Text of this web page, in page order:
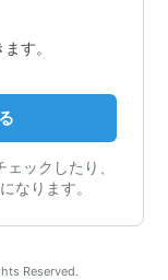
す。
ックしたり、
なります。
Reserved.